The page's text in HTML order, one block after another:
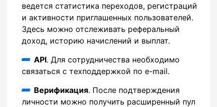
ведется статистика переходов, регистраций
и активности приглашенных пользователей.
Здесь можно отслеживать реферальный
доход, историю начислений и выплат.
API. Для сотрудничества необходимо
связаться с техподдержкой по e-mail.
Верификация. После подтверждения
личности можно получить расширенный пул